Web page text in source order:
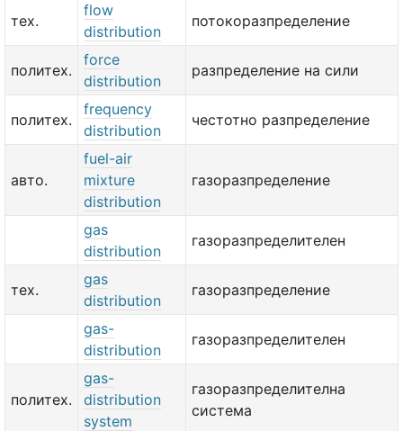
тех.
flow
distribution
потокоразпределение
политех.
force
distribution
разпределение на сили
политех.
frequency
distribution
честотно разпределение
авто.
fuel-air
mixture
distribution
газоразпределение
gas
distribution
газоразпределителен
тех.
gas
distribution
газоразпределение
gas-
distribution
газоразпределителен
политех.
gas-
distribution
system
газоразпределителна
система